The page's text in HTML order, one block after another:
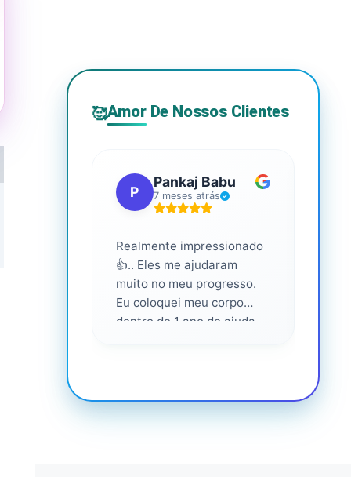
🥰Amor De Nossos Clientes
P
Pankaj Babu
7 meses atrás
Realmente impressionado
👍.. Eles me ajudaram
muito no meu progresso.
Eu coloquei meu corpo
dentro de 1 ano de ajuda